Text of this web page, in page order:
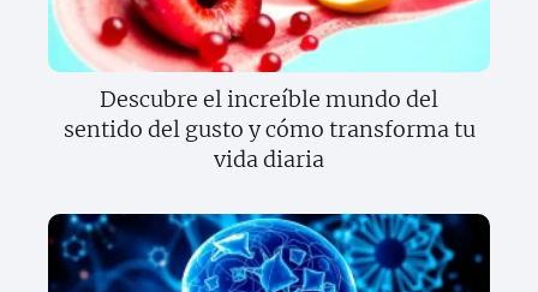
Descubre el increíble mundo del
sentido del gusto y cómo transforma tu
vida diaria